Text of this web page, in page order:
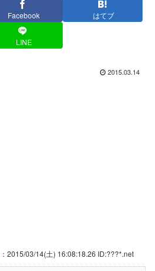
Facebook はてブ
LINE
2015.03.14
：2015/03/14(土) 16:08:18.26 ID:???*.net